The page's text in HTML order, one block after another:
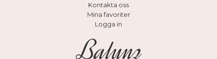
Kontakta oss
Mina favoriter
Logga in